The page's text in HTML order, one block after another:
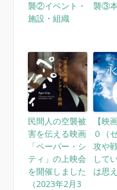
襲②イベント・
施設・組織
襲③
民間人の空襲被
害を伝える映画
「ペーパー・シ
ティ」の上映会
を開催しました
（2023年2月3
【映
０（
攻や
して
は思